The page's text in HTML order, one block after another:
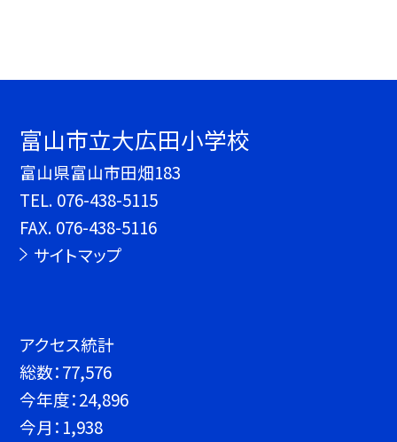
富山市立大広田小学校
富山県富山市田畑183
TEL. 076-438-5115
FAX. 076-438-5116
サイトマップ
アクセス統計
総数：77,576
今年度：24,896
今月： 1,938